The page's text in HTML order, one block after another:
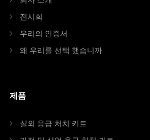
전시회
우리의 인증서
왜 우리를 선택 했습니까
제품
실외 응급 처치 키트